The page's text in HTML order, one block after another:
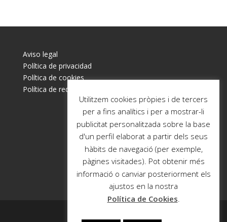
Aviso legal
Política de privacidad
Política de cookies
Política de redes sociales
Utilitzem cookies pròpies i de tercers
per a fins analítics i per a mostrar-li
publicitat personalitzada sobre la base
d'un perfil elaborat a partir dels seus
hàbits de navegació (per exemple,
pàgines visitades). Pot obtenir més
informació o canviar posteriorment els
ajustos en la nostra
Política de Cookies